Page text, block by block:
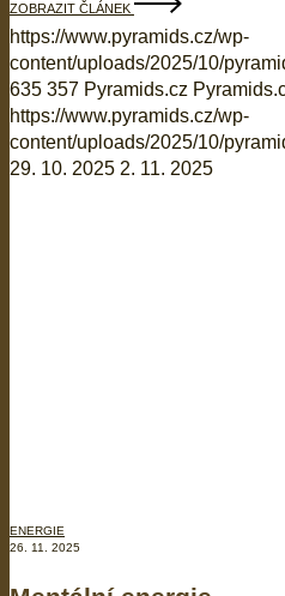
ZOBRAZIT ČLÁNEK
https://www.pyramids.cz/wp-
content/uploads/2025/10/
635 357 Pyramids.cz
https://www.pyramids.cz/wp-
content/uploads/2025/10/
29. 10. 2025 2. 11. 2025
ENERGIE
26. 11. 2025